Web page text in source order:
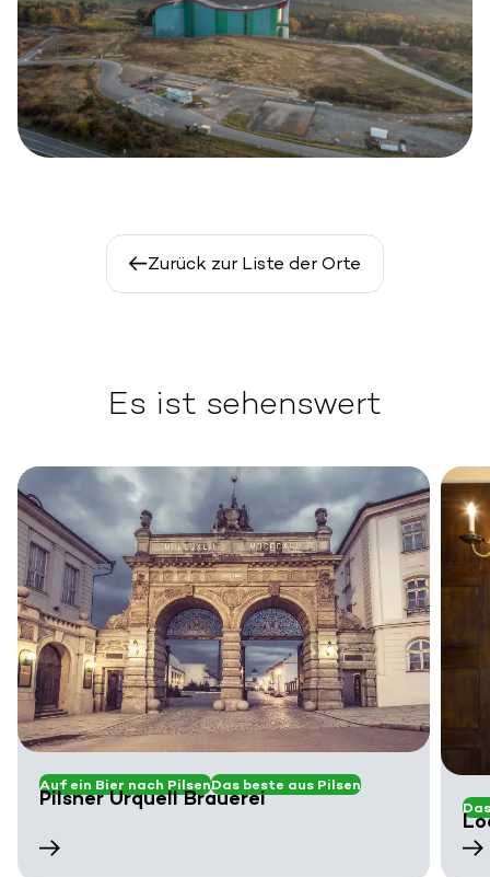
Zurück zur Liste der Orte
Es ist sehenswert
Auf ein Bier nach PilsenDas beste aus Pilsen
Pilsner Urquell Brauerei